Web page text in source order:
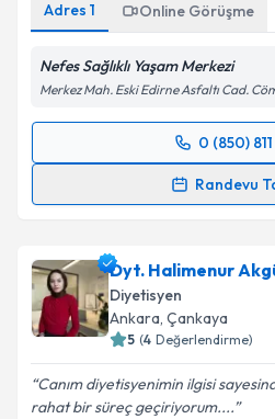
Adres 1 Online Görüşme
Nefes Sağlıklı Yaşam Merkezi
Merkez Mah. Eski Edirne Asfaltı Cad.
0 (850)
Randevu
Randevu Takvimi Talebi
Size bu uzmandan randevu
hazırlandığında e-posta ile
E-posta Adresiniz
Dyt. Halimenur
Diyetisyen
Ankara, Çankaya
5 (4 Değerlendirme)
Canım diyetisyenimin ilgisi
rahat bir süreç geçiriyorum....